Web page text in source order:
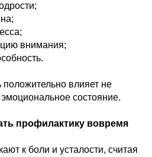
внимания;
положительно влияет не
состояние.
профилактику вовремя
к боли и усталости, считая